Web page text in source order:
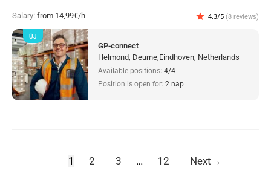
Salary: from 14,99€/h star 4.3/5 (8 reviews)
GP-connect
Helmond, Deurne,Eindhoven, Netherlands
Available positions: 4/4
Position is open for: 2 nap
ÚJ
1 2 3 … 12 Next →